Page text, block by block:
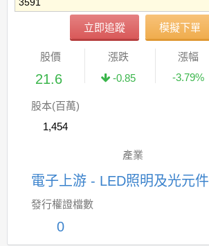
立即追蹤 模擬下單
股價
21.6
漲跌
-0.85
漲幅
-3.79%
股本(百萬)
1,454
產業
電子上游 - LED照明及光元件
發行權證檔數
0